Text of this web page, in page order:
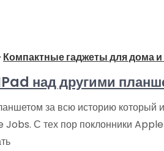
Компактные гаджеты для дома и
над другими
за всю историю который
Jobs. С тех пор поклонники